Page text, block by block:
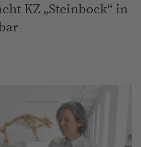
KZ „Steinbock“ in